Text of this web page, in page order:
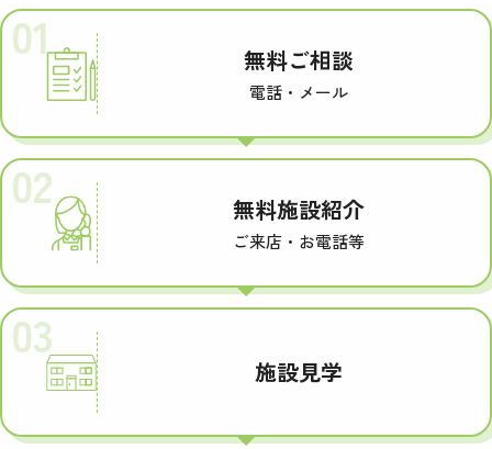
01 無料ご相談
電話・メール
02 無料施設紹介
ご来店・お電話等
03
施設見学